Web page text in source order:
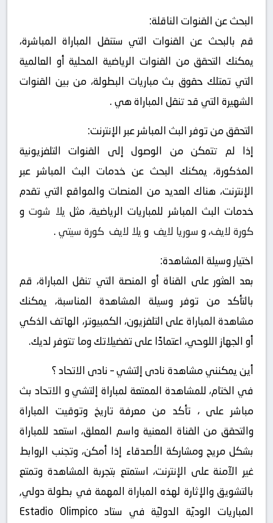
البحث عن القنوات الناقلة:
قم بالبحث عن القنوات التي ستنقل المباراة المباشرة،
يمكنك التحقق من القنوات الرياضية المحلية أو العالمية
التي تمتلك حقوق بث مباريات البطولة، من بين القنوات
الشهيرة التي قد تنقل المباراة هي .
التحقق من توفر البث المباشر عبر الإنترنت:
إذا لم تتمكن من الوصول إلى القنوات التلفزيونية
المذكورة، يمكنك البحث عن خدمات البث المباشر عبر
الإنترنت، هناك العديد من المنصات والمواقع التي تقدم
خدمات البث المباشر للمباريات الرياضية، مثل يلا شوتو
كورة لايف، وسوريا لايف ويلا لايف كورة سيتي.
اختيار وسيلة المشاهدة:
بعد العثور على القناة أو المنصة التي تنقل المباراة، قم
بالتأكد من توفر وسيلة المشاهدة المناسبة، يمكنك
مشاهدة المباراة على التلفزيون، الكمبيوتر، الهاتف الذكي
أو الجهاز اللوحي، اعتمادًا على تفضيلاتك وما تتوفر لديك.
أين يمكنني مشاهدة ‎نادى إلتشي – نادى الاتحاد ؟
في الختام، للمشاهدة الممتعة لمباراة إلتشي و الاتحاد بث
مباشر على ، تأكد من معرفة تاريخ وتوقيت المباراة
والتحقق من القناة المعنية واسم المعلق، استعد للمباراة
بشكل مريح ومشاركة الأصدقاء إذا أمكن، وتجنب الروابط
غير الآمنة على الإنترنت، استمتع بتجربة المشاهدة وتمتع
بالتشويق والإثارة لهذه المباراة المهمة في بطولة دولي,
المباريات الوديّة الدوليّة في ستاد Estadio Olimpico